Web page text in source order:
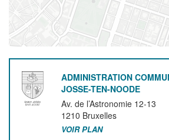
ADMINISTRATION
JOSSE-TEN-NOODE
Av. de l’Astronomie 12-13
1210 Bruxelles
VOIR PLAN